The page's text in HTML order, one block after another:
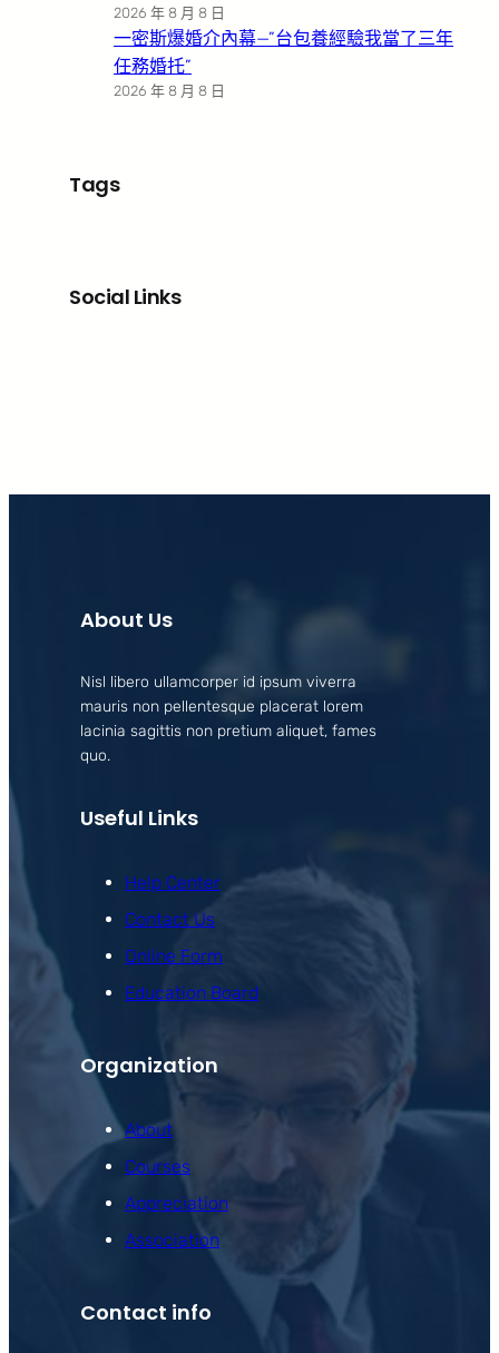
2026 年 8 月 8 日
一密斯爆婚介內幕—”台包養經驗我當了三年
任務婚托”
2026 年 8 月 8 日
Tags
Social Links
About Us
Nisl libero ullamcorper id ipsum viverra
mauris non pellentesque placerat lorem
lacinia sagittis non pretium aliquet, fames
quo.
Useful Links
Help Center
Contact Us
Online Form
Education Board
Organization
About
Courses
Appreciation
Association
Contact info